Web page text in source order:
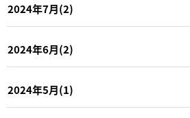
2024年7月(2)
2024年6月(2)
2024年5月(1)